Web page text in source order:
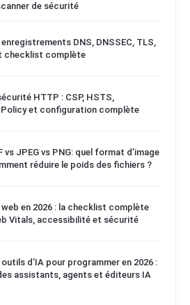
de sécurité
DNS, DNSSEC, TLS,
checklist complète
HTTP : CSP, HSTS,
et configuration complète
vs JPEG vs PNG: quel format d’image
réduire le poids des fichiers ?
en 2026 : la checklist complète
Vitals, accessibilité et sécurité
d’IA pour programmer en 2026 :
assistants, agents et éditeurs IA